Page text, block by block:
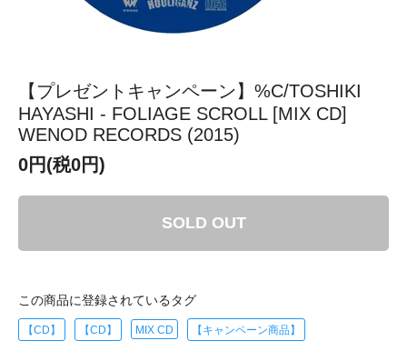
【プレゼントキャンペーン】%C/TOSHIKI
HAYASHI - FOLIAGE SCROLL [MIX CD]
WENOD RECORDS (2015)
0円(税0円)
SOLD OUT
この商品に登録されているタグ
【CD】 【CD】 MIX CD 【キャンペーン商品】